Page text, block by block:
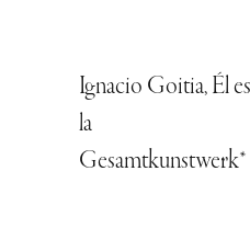
Ignacio Goitia, Él es
la
Gesamtkunstwerk*